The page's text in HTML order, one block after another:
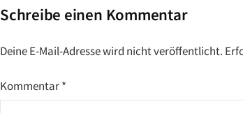
Schreibe einen Kommentar
Deine E-Mail-Adresse wird nicht veröffentlicht.
Kommentar*